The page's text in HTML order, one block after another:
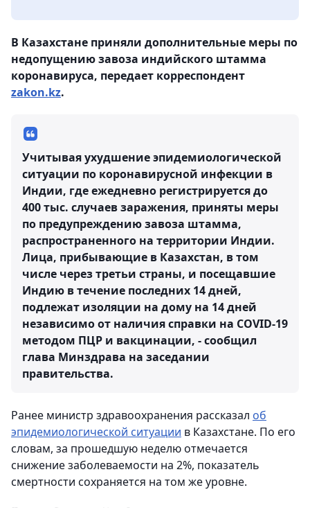
В Казахстане приняли дополнительные меры по
недопущению завоза индийского штамма
коронавируса, передает корреспондент
zakon.kz.
Учитывая ухудшение эпидемиологической
ситуации по коронавирусной инфекции в
Индии, где ежедневно регистрируется до
400 тыс. случаев заражения, приняты меры
по предупреждению завоза штамма,
распространенного на территории Индии.
Лица, прибывающие в Казахстан, в том
числе через третьи страны, и посещавшие
Индию в течение последних 14 дней,
подлежат изоляции на дому на 14 дней
независимо от наличия справки на COVID-19
методом ПЦР и вакцинации, - сообщил
глава Минздрава на заседании
правительства.
Ранее министр здравоохранения рассказал об
эпидемиологической ситуации в Казахстане. По его
словам, за прошедшую неделю отмечается
снижение заболеваемости на 2%, показатель
смертности сохраняется на том же уровне.